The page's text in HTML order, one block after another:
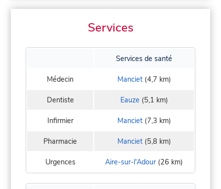
Services
Services de santé
Médecin Manciet(4,7 km)
Dentiste Eauze (5,1 km)
Infirmier Manciet(7,3 km)
Pharmacie Manciet(5,8 km)
Urgences Aire-sur-l'Adour (26 km)